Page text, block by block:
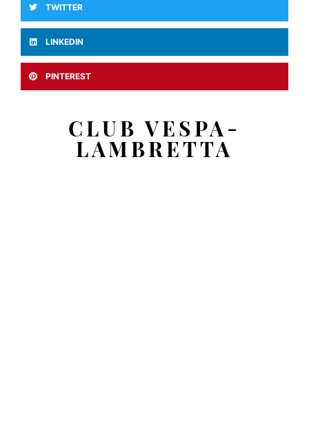
TWITTER
LINKEDIN
PINTEREST
CLUB VESPA-
LAMBRETTA